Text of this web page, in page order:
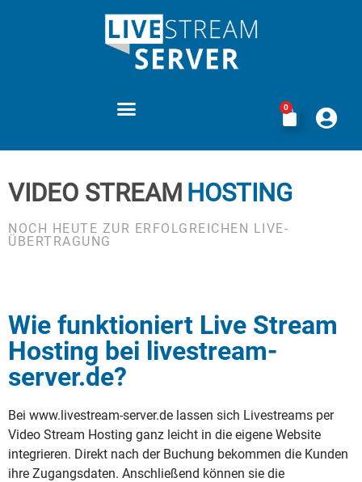
0
VIDEO STREAM HOSTING
NOCH HEUTE ZUR ERFOLGREICHEN LIVE-
ÜBERTRAGUNG
Wie funktioniert Live Stream
Hosting bei livestream-
server.de?
Bei www.livestream-server.de lassen sich Livestreams per
Video Stream Hosting ganz leicht in die eigene Website
integrieren. Direkt nach der Buchung bekommen die Kunden
ihre Zugangsdaten. Anschließend können sie die